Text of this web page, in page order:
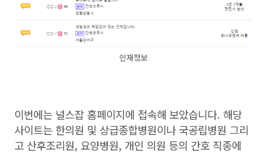
인재정보
이번에는 널스잡 홈페이지에 접속해 보았습니다. 해당
사이트는 한의원 및 상급종합병원이나 국공립병원 그리
고 산후조리원, 요양병원, 개인 의원 등의 간호 직종에